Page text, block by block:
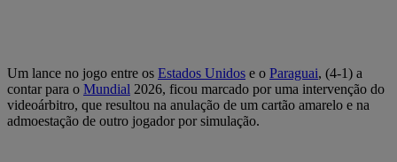
Um lance no jogo entre os Estados Unidos e o Paraguai, (4-1) a
contar para o Mundial 2026, ficou marcado por uma intervenção do
videoárbitro, que resultou na anulação de um cartão amarelo e na
admoestação de outro jogador por simulação.